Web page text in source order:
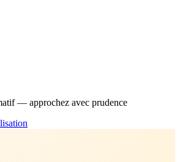
— approchez avec prudence